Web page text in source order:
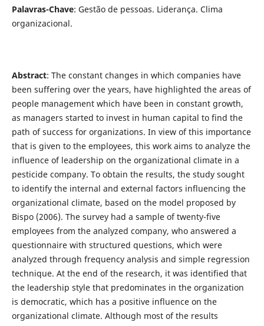
Palavras-Chave: Gestão de pessoas. Liderança. Clima
organizacional.
Abstract: The constant changes in which companies have
been suffering over the years, have highlighted the areas of
people management which have been in constant growth,
as managers started to invest in human capital to find the
path of success for organizations. In view of this importance
that is given to the employees, this work aims to analyze the
influence of leadership on the organizational climate in a
pesticide company. To obtain the results, the study sought
to identify the internal and external factors influencing the
organizational climate, based on the model proposed by
Bispo (2006). The survey had a sample of twenty-five
employees from the analyzed company, who answered a
questionnaire with structured questions, which were
analyzed through frequency analysis and simple regression
technique. At the end of the research, it was identified that
the leadership style that predominates in the organization
is democratic, which has a positive influence on the
organizational climate. Although most of the results